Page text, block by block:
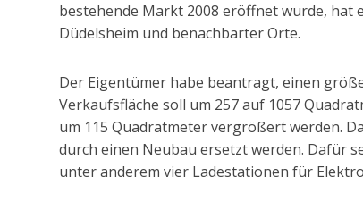
bestehende Markt 2008 eröffnet wurde,
Düdelsheim und benachbarter Orte.
Der Eigentümer habe beantragt, einen
Verkaufsfläche soll um 257 auf 1057
um 115 Quadratmeter vergrößert werden.
durch einen Neubau ersetzt werden. Dafür
unter anderem vier Ladestationen für